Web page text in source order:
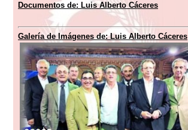
Documentos de: Luis Alberto Cáceres
Galería de Imágenes de: Luis Alberto Cáceres